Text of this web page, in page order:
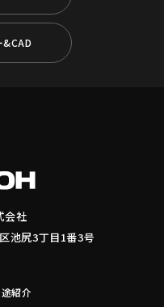
&CAD
会社
池尻3丁目1番3号
紹介